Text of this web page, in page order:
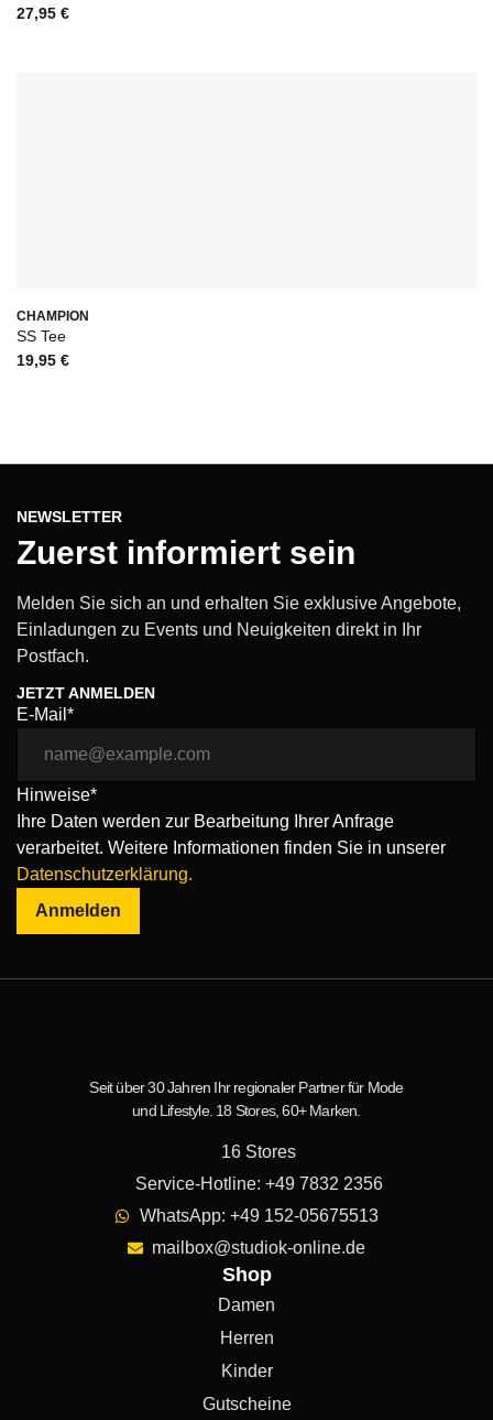
27,95 €
CHAMPION
SS Tee
19,95 €
NEWSLETTER
Zuerst informiert sein
Melden Sie sich an und erhalten Sie exklusive Angebote,
Einladungen zu Events und Neuigkeiten direkt in Ihr
Postfach.
JETZT ANMELDEN
E-Mail*
Hinweise*
Ihre Daten werden zur Bearbeitung Ihrer Anfrage
verarbeitet. Weitere Informationen finden Sie in unserer
Datenschutzerklärung.
Anmelden
Seit über 30 Jahren Ihr regionaler Partner für Mode
und Lifestyle. 18 Stores, 60+ Marken.
16 Stores
Service-Hotline: +49 7832 2356
WhatsApp: +49 152-05675513
mailbox@studiok-online.de
Shop
Damen
Herren
Kinder
Gutscheine